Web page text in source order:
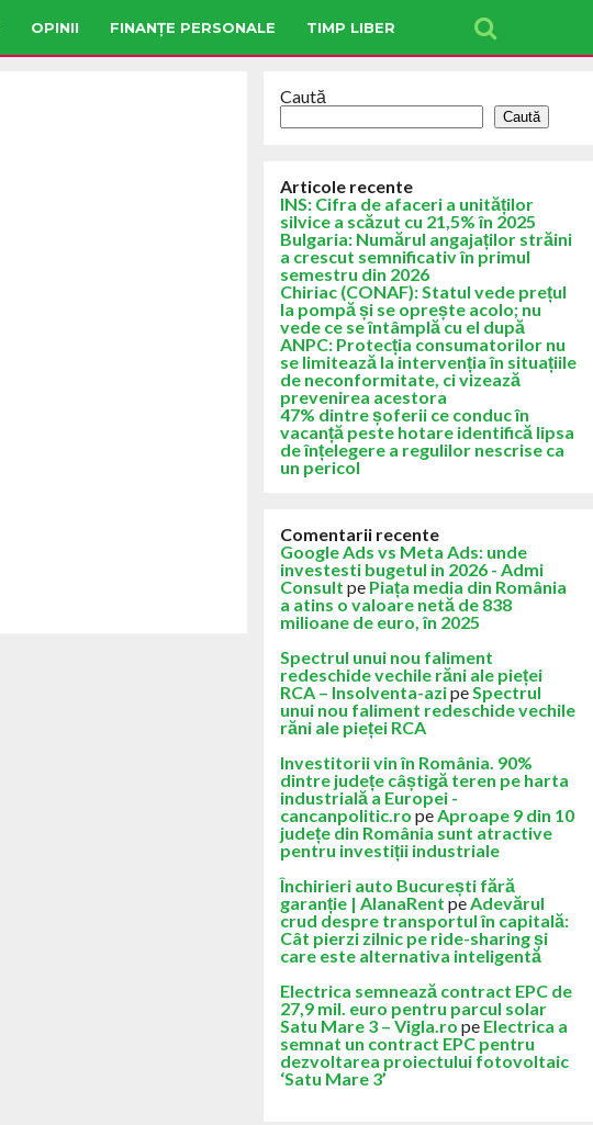
OPINII FINANȚE PERSONALE TIMP LIBER
Caută
Caută
Articole recente
INS: Cifra de afaceri a unităților
silvice a scăzut cu 21,5% în 2025
Bulgaria: Numărul angajaților străini
a crescut semnificativ în primul
semestru din 2026
Chiriac (CONAF): Statul vede prețul
la pompă și se oprește acolo; nu
vede ce se întâmplă cu el după
ANPC: Protecția consumatorilor nu
se limitează la intervenția în situațiile
de neconformitate, ci vizează
prevenirea acestora
47% dintre șoferii ce conduc în
vacanță peste hotare identifică lipsa
de înțelegere a regulilor nescrise ca
un pericol
Comentarii recente
Google Ads vs Meta Ads: unde
investesti bugetul in 2026 - Admi
Consult pe Piața media din România
a atins o valoare netă de 838
milioane de euro, în 2025
Spectrul unui nou faliment
redeschide vechile răni ale pieței
RCA – Insolventa-azipeSpectrul
unui nou faliment redeschide vechile
răni ale pieței RCA
Investitorii vin în România. 90%
dintre județe câștigă teren pe harta
industrială a Europei -
cancanpolitic.ro peAproape 9 din 10
județe din România sunt atractive
pentru investiții industriale
Închirieri auto București fără
garanție | AlanaRent peAdevărul
crud despre transportul în capitală:
Cât pierzi zilnic pe ride-sharing și
care este alternativa inteligentă
Electrica semnează contract EPC de
27,9 mil. euro pentru parcul solar
Satu Mare 3 – Vigla.ro pe Electrica a
semnat un contract EPC pentru
dezvoltarea proiectului fotovoltaic
‘Satu Mare 3’